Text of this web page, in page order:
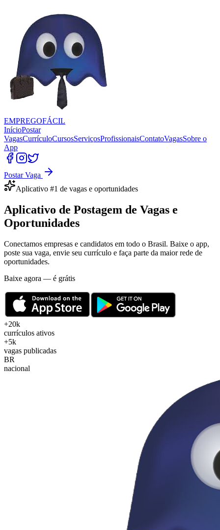
EMPREGOFÁCIL
InícioPostar
VagasCurrículoCursosServiçosProfissionaisContatoVagasSobre o
App
Postar Vaga
Aplicativo #1 de vagas e oportunidades
Aplicativo de Postagem de Vagas e
Oportunidades
Conectamos empresas e candidatos em todo o Brasil. Baixe o app,
poste sua vaga, envie seu currículo e faça parte da maior rede de
oportunidades.
Baixe agora — é grátis
+20k
currículos ativos
+5k
vagas publicadas
BR
nacional